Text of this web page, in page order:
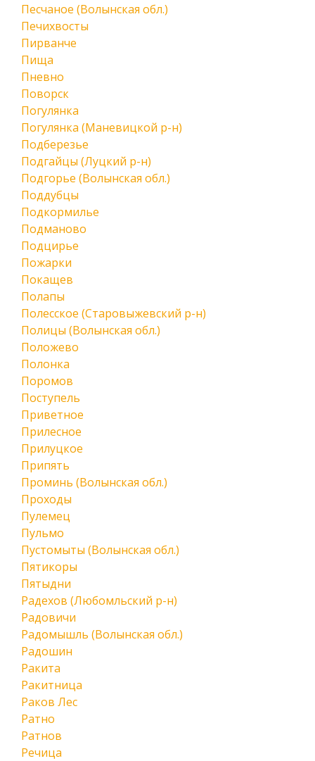
Песчаное (Волынская обл.)
Печихвосты
Пирванче
Пища
Пневно
Поворск
Погулянка
Погулянка (Маневицкой р-н)
Подберезье
Подгайцы (Луцкий р-н)
Подгорье (Волынская обл.)
Поддубцы
Подкормилье
Подманово
Подцирье
Пожарки
Покащев
Полапы
Полесское (Старовыжевский р-н)
Полицы (Волынская обл.)
Положево
Полонка
Поромов
Поступель
Приветное
Прилесное
Прилуцкое
Припять
Проминь (Волынская обл.)
Проходы
Пулемец
Пульмо
Пустомыты (Волынская обл.)
Пятикоры
Пятыдни
Радехов (Любомльский р-н)
Радовичи
Радомышль (Волынская обл.)
Радошин
Ракита
Ракитница
Раков Лес
Ратно
Ратнов
Речица